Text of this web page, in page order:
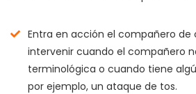
Entra en acción el compañero de
intervenir cuando el compañero
terminológica o cuando tiene
por ejemplo, un ataque de tos.